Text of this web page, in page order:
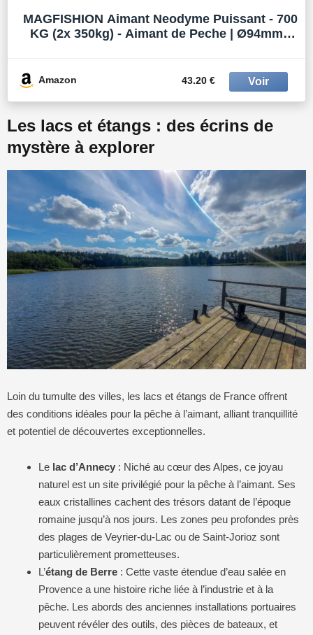
MAGFISHION Aimant Neodyme Puissant - 700
KG (2x 350kg) - Aimant de Peche | Ø94mm -
de Pêche Super Magnétique
Amazon 43.20 €
Les lacs et étangs : des écrins de
mystère à explorer
Loin du tumulte des villes, les lacs et étangs de France offrent
des conditions idéales pour la pêche à l’aimant, alliant tranquillité
et potentiel de découvertes exceptionnelles.
Le lac d’Annecy : Niché au cœur des Alpes, ce joyau
naturel est un site privilégié pour la pêche à l’aimant. Ses
eaux cristallines cachent des trésors datant de l’époque
romaine jusqu’à nos jours. Les zones peu profondes près
des plages de Veyrier-du-Lac ou de Saint-Jorioz sont
particulièrement prometteuses.
L’étang de Berre : Cette vaste étendue d’eau salée en
Provence a une histoire riche liée à l’industrie et à la
pêche. Les abords des anciennes installations portuaires
peuvent révéler des outils, des pièces de bateaux, et